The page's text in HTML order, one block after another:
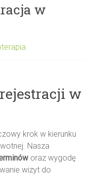
w
w
krok w kierunku
Nasza
oraz wygodę
wizyt do